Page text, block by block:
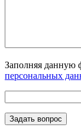
Заполняя данную
персональных